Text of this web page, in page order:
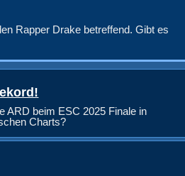
Rapper Drake betreffend. Gibt es
ARD beim ESC 2025 Finale in
Charts?